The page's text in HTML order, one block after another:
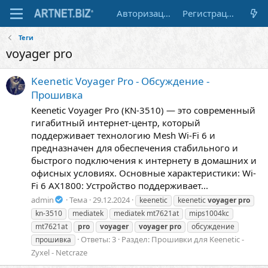
Авторизация Регистрация
Теги
voyager pro
Keenetic Voyager Pro - Обсуждение -
Прошивка
Keenetic Voyager Pro (KN-3510) — это современный
гигабитный интернет-центр, который
поддерживает технологию Mesh Wi-Fi 6 и
предназначен для обеспечения стабильного и
быстрого подключения к интернету в домашних и
офисных условиях. Основные характеристики: Wi-
Fi 6 AX1800: Устройство поддерживает...
admin Тема 29.12.2024 keenetic keeneticvoyager pro
kn-3510
mediatek mediatek mt7621at
mips1004kc
mt7621at
pro voyager voyager pro
обсуждение
прошивка
Ответы: 3 Раздел: Прошивки для Keenetic -
Zyxel - Netcraze